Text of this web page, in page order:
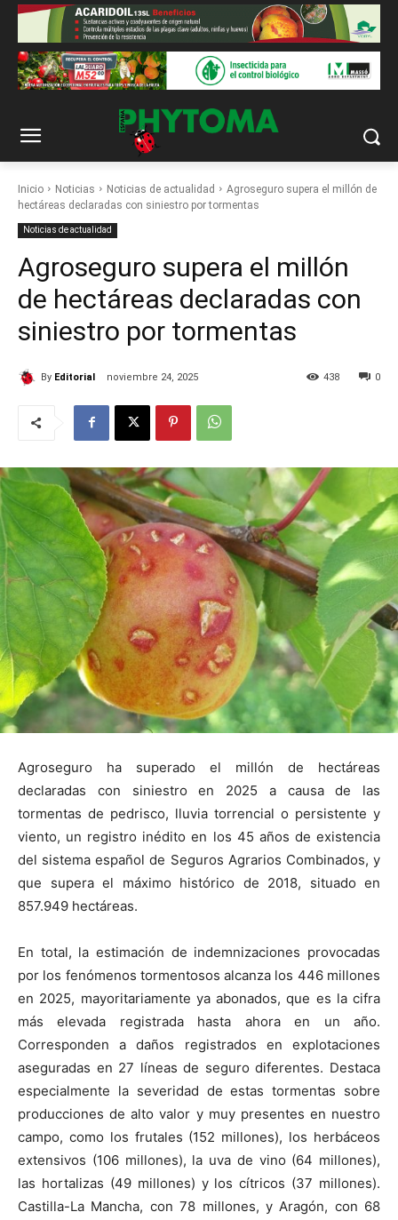
Inicio Noticias Noticias de actualidad
Agroseguro supera el millón de
hectáreas declaradas con siniestro por tormentas
Noticias de actualidad
Agroseguro supera el millón
de hectáreas declaradas con
siniestro por tormentas
By Editorial noviembre 24, 2025 0
438
Agroseguro ha superado el millón de hectáreas
declaradas con siniestro en 2025 a causa de las
tormentas de pedrisco, lluvia torrencial o persistente y
viento, un registro inédito en los 45 años de existencia
del sistema español de Seguros Agrarios Combinados, y
que supera el máximo histórico de 2018, situado en
857.949 hectáreas.
En total, la estimación de indemnizaciones provocadas
por los fenómenos tormentosos alcanza los 446 millones
en 2025, mayoritariamente ya abonados, que es la cifra
más elevada registrada hasta ahora en un año.
Corresponden a daños registrados en explotaciones
aseguradas en 27 líneas de seguro diferentes. Destaca
especialmente la severidad de estas tormentas sobre
producciones de alto valor y muy presentes en nuestro
campo, como los frutales (152 millones), los herbáceos
extensivos (106 millones), la uva de vino (64 millones),
las hortalizas (49 millones) y los cítricos (37 millones).
Castilla-La Mancha, con 78 millones, y Aragón, con 68